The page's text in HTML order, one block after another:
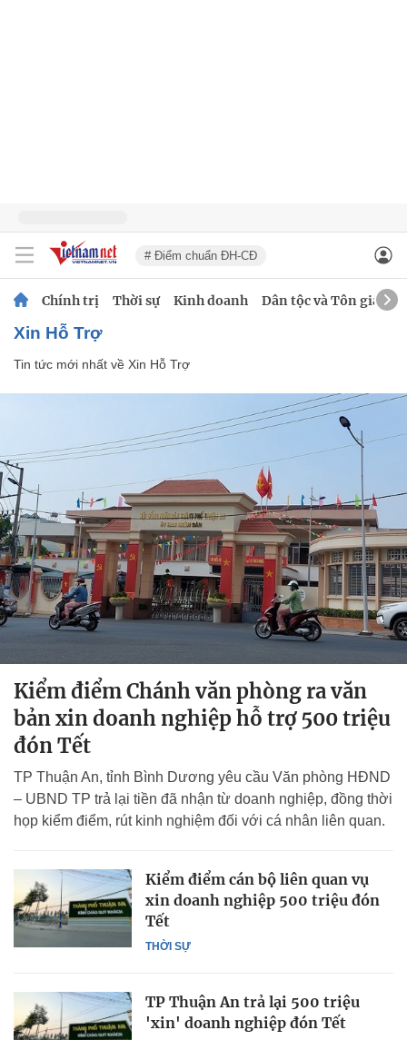
# Điểm chuẩn ĐH-CĐ
Chính trị Thời sự Kinh doanh Dân tộc và Tôn giáo
Xin Hỗ Trợ
Tin tức mới nhất về Xin Hỗ Trợ
Kiểm điểm Chánh văn phòng ra văn
bản xin doanh nghiệp hỗ trợ 500 triệu
đón Tết
TP Thuận An, tỉnh Bình Dương yêu cầu Văn phòng HĐND
– UBND TP trả lại tiền đã nhận từ doanh nghiệp, đồng thời
họp kiểm điểm, rút kinh nghiệm đối với cá nhân liên quan.
THỜI SỰ
Kiểm điểm cán bộ liên quan vụ
xin doanh nghiệp 500 triệu đón
Tết
TP Thuận An trả lại 500 triệu
'xin' doanh nghiệp đón Tết